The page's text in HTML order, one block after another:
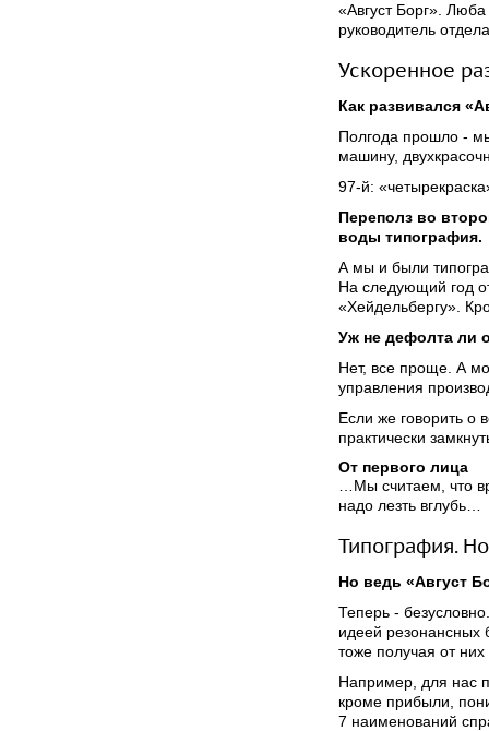
«Август Борг».
руководитель
Ускоренное
Как развивался
Полгода прошло -
машину,
97-й:
Переполз во
воды типография.
А мы и были
На следующий год
«Хейдельбергу».
Уж не дефолта ли
Нет, все проще. А
управления
Если же говорить о
практически
От первого лица
…Мы считаем, что
надо лезть вглубь…
Типография.
Но ведь «Август
Теперь -
идеей резонансных
тоже получая от
Например, для нас
кроме прибыли,
7 наименований